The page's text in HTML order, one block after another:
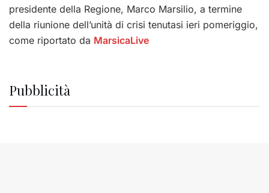
presidente della Regione, Marco Marsilio, a termine
della riunione dell’unità di crisi tenutasi ieri pomeriggio,
come riportato da MarsicaLive
Pubblicità